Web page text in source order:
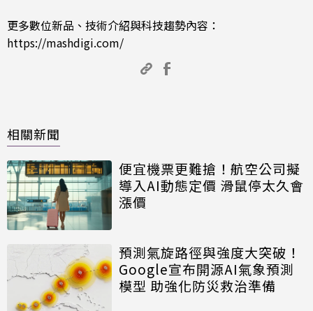
更多數位新品、技術介紹與科技趨勢內容：
https://mashdigi.com/
相關新聞
便宜機票更難搶！航空公司擬
導入AI動態定價 滑鼠停太久會
漲價
預測氣旋路徑與強度大突破！
Google宣布開源AI氣象預測
模型 助強化防災救治準備